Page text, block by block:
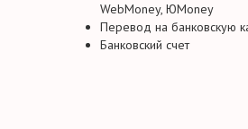
WebMoney, ЮMoney
Перевод на банковскую
Банковский счет